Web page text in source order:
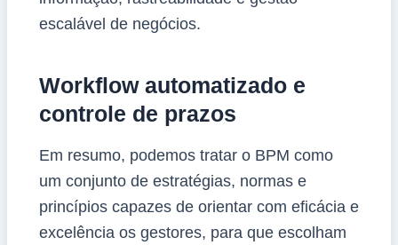
escalável de negócios.
Workflow automatizado e
controle de prazos
Em resumo, podemos tratar o BPM como
um conjunto de estratégias, normas e
princípios capazes de orientar com eficácia e
excelência os gestores, para que escolham